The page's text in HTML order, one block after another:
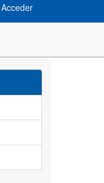
Acceder